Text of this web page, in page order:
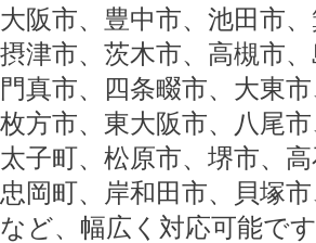
大阪市、豊中市、池田市
摂津市、茨木市、高槻市
門真市、四条畷市、大東
枚方市、東大阪市、八尾
太子町、松原市、堺市、
忠岡町、岸和田市、貝塚
など、幅広く対応可能です